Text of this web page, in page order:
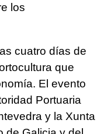
los
cuatro días de
que
El evento
Portuaria
y la Xunta